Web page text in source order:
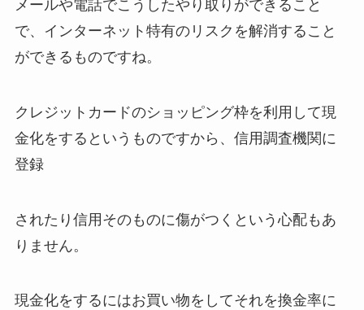
メールや電話でこうしたやり取りができること
で、インターネット特有のリスクを解消すること
ができるものですね。
クレジットカードのショッピング枠を利用して現
金化をするというものですから、信用調査機関に
登録
されたり信用そのものに傷がつくという心配もあ
りません。
現金化をするにはお買い物をしてそれを換金率に